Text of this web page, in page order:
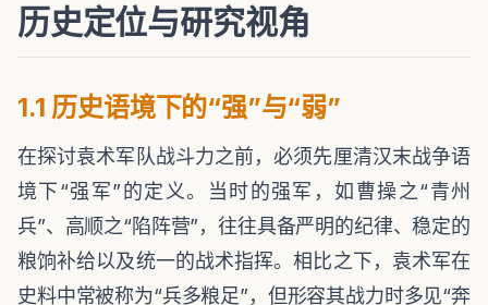
历史定位与研究视角
1.1 历史语境下的“强”与“弱”
在探讨袁术军队战斗力之前，必须先厘清汉末战争语
境下“强军”的定义。当时的强军，如曹操之“青州
兵”、高顺之“陷阵营”，往往具备严明的纪律、稳定的
粮饷补给以及统一的战术指挥。相比之下，袁术军在
史料中常被称为“兵多粮足”，但形容其战力时多见“奔